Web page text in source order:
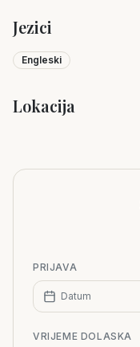
Jezici
Engleski
Lokacija
−
PRIJAVA
Datum
VRIJEME DOLASKA